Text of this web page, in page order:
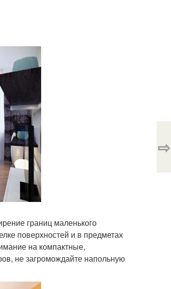
границ маленького
поверхностей и в предметах
на компактные,
не загромождайте напольную
⇨